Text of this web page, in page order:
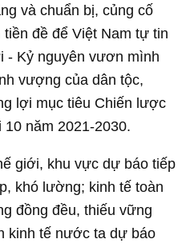
và chuẩn bị, củng cố
đề để Việt Nam tự tin
- Kỷ nguyên vươn mình
vượng của dân tộc,
lợi mục tiêu Chiến lược
năm 2021-2030.
giới, khu vực dự báo tiếp
khó lường; kinh tế toàn
đồng đều, thiếu vững
kinh tế nước ta dự báo